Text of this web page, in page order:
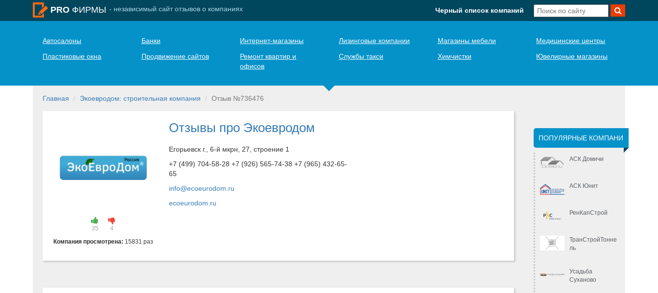
PRO ФИРМЫ - независимый сайт отзывов о компаниях Черный список компаний
Автосалоны Банки Интернет-магазины Лизинговые компании Магазины мебели
Медицинские центры
Пластиковые окна
Продвижение сайтов
Ремонт квартир и
офисов
Службы такси Химчистки Ювелирные магазины
Главная Экоевродом: строительная компания Отзыв №736476
35
4
Компания просмотрена: 15831 раз
Отзывы про Экоевродом
Егорьевск г., 6-й мкрн, 27, строение 1
+7 (499) 704-58-28 +7 (926) 565-74-38 +7 (965) 432-65-
65
info@ecoeurodom.ru
ecoeurodom.ru
ПОПУЛЯРНЫЕ КОМПАНИ
АСК Домичи
АСК Юнит
РенКапСтрой
ТранСтройТонне
ль
Усадьба
Суханово